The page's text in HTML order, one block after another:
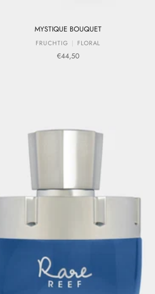
MYSTIQUE BOUQUET
FRUCHTIG FLORAL
Verkaufspreis
€44,50